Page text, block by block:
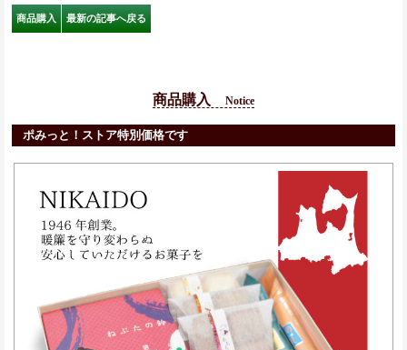
商品購入 最新の記事へ戻る
商品購入 Notice
ポみっと！ストア特別価格です